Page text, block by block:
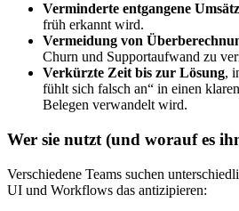
Verminderte entgangene
früh erkannt wird.
Vermeidung von
Churn und Supportaufwand zu
Verkürzte Zeit bis zur Lösung,
fühlt sich falsch an“ in einen
Belegen verwandelt wird.
Wer sie nutzt (und worauf es
Verschiedene Teams suchen
UI und Workflows das antizipieren: